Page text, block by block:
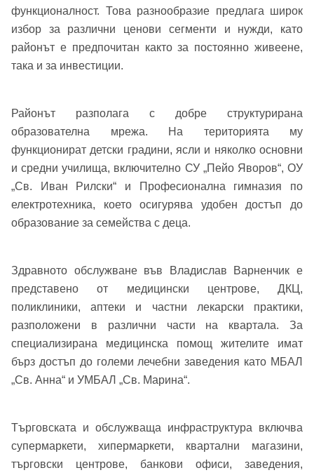
Добре дошъл!
Вход Регистрация
Имейл Адрес
Парола
функционалност. Това разнообразие предлага широк
избор за различни ценови сегменти и нужди, като
районът е предпочитан както за постоянно живеене,
така и за инвестиции.
Районът разполага с добре структурирана
образователна мрежа. На територията му
функционират детски градини, ясли и няколко основни
и средни училища, включително СУ „Пейо Яворов“, ОУ
„Св. Иван Рилски“ и Професионална гимназия по
електротехника, което осигурява удобен достъп до
образование за семейства с деца.
Здравното обслужване във Владислав Варненчик е
представено от медицински центрове, ДКЦ,
поликлиники, аптеки и частни лекарски практики,
разположени в различни части на квартала. За
специализирана медицинска помощ жителите имат
бърз достъп до големи лечебни заведения като МБАЛ
„Св. Анна“ и УМБАЛ „Св. Марина“.
Търговската и обслужваща инфраструктура включва
супермаркети, хипермаркети, квартални магазини,
търговски центрове, банкови офиси, заведения,
Име*
Имейл адрес*
▼
Вашето запитване стигна до нас. Ще
се обадим възможно най-бързо.